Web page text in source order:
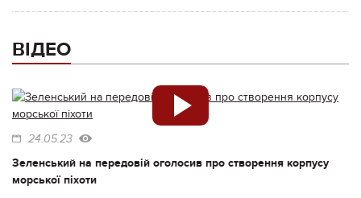
ВІДЕО
24.05.23
Зеленський на передовій оголосив про створення корпусу
морської піхоти